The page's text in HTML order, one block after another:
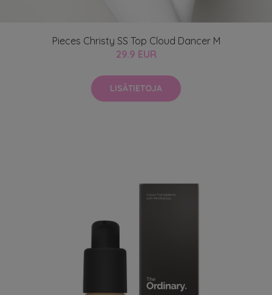
Pieces Christy SS Top Cloud Dancer M
29.9 EUR
LISÄTIETOJA